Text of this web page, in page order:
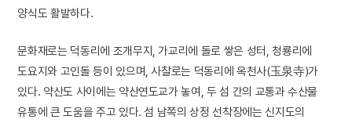
양식도 활발하다.
문화재로는 덕동리에 조개무지, 가교리에 돌로 쌓은 성터, 청룡리에
도요지와 고인돌 등이 있으며, 사찰로는 덕동리에 옥천사(玉泉寺)가
있다. 약산도 사이에는 약산연도교가 놓여, 두 섬 간의 교통과 수산물
유통에 큰 도움을 주고 있다. 섬 남쪽의 상정 선착장에는 신지도의